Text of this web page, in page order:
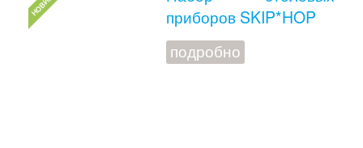
приборов SKIP*HOP
подробно